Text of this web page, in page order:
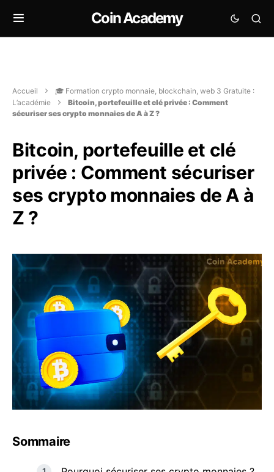
Coin Academy
Accueil
🎓 Formation crypto monnaie, blockchain, web 3 Gratuite :
L’académie
Bitcoin, portefeuille et clé privée : Comment
sécuriser ses crypto monnaies de A à Z ?
Bitcoin, portefeuille et clé
privée : Comment sécuriser
ses crypto monnaies de A à
Z ?
Sommaire